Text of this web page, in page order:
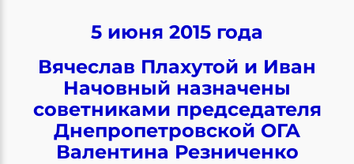
5 июня 2015 года
Вячеслав Плахутой и Иван
Начовный назначены
советниками председателя
Днепропетровской ОГА
Валентина Резниченко